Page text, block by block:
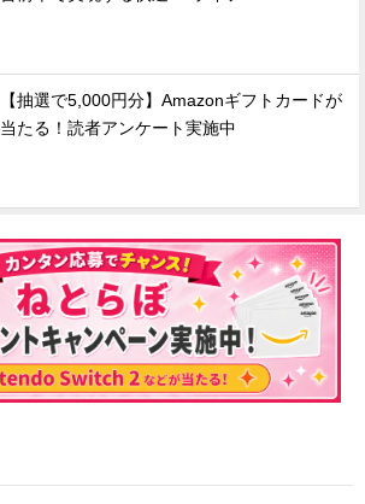
【抽選で5,000円分】Amazonギフトカードが
当たる！読者アンケート実施中